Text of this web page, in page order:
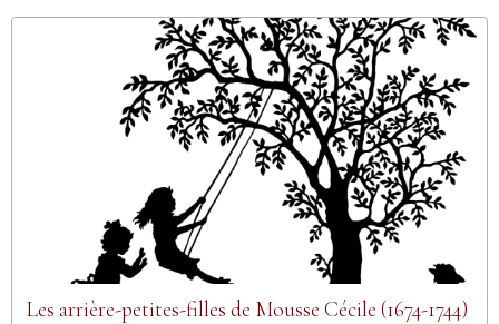
Les arrière-petites-filles de Mousse Cécile (1674-1744)